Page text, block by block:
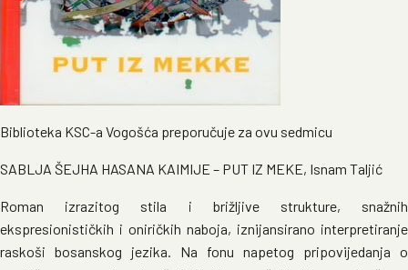
Biblioteka KSC-a Vogošća preporučuje za ovu sedmicu
SABLJA ŠEJHA HASANA KAIMIJE – PUT IZ MEKE, Isnam Taljić
Roman izrazitog stila i brižljive strukture, snažnih
ekspresionističkih i oniričkih naboja, iznijansirano interpretiranje
raskoši bosanskog jezika. Na fonu napetog pripovijedanja o